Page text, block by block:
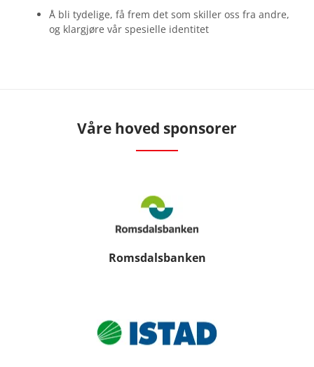
Å bli tydelige, få frem det som skiller oss fra andre,
og klargjøre vår spesielle identitet
Våre hoved sponsorer
Romsdalsbanken